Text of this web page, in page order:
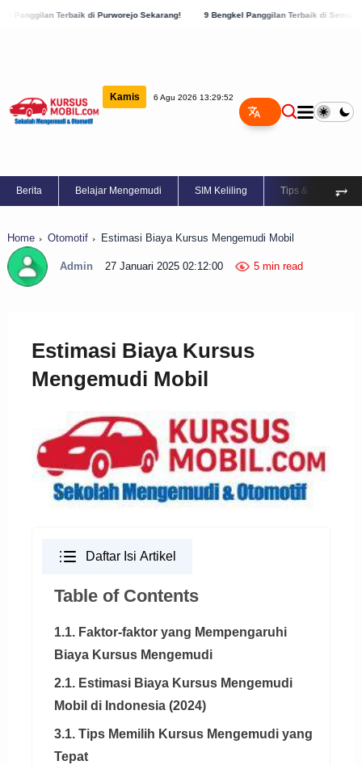
di Purworejo Sekarang! 9 Bengkel Panggilan Terbaik di Semarang yang Harus
Kamis 6 Agu 2026 13:29:52
Berita Belajar Mengemudi SIM Keliling Tips & Trik ⥅
Home Otomotif Estimasi Biaya Kursus Mengemudi Mobil
Admin 27 Januari 2025 02:12:00 5 min read
Estimasi Biaya Kursus
Mengemudi Mobil
Daftar Isi Artikel
Table of Contents
1.1. Faktor-faktor yang Mempengaruhi
Biaya Kursus Mengemudi
2.1. Estimasi Biaya Kursus Mengemudi
Mobil di Indonesia (2024)
3.1. Tips Memilih Kursus Mengemudi yang
Tepat